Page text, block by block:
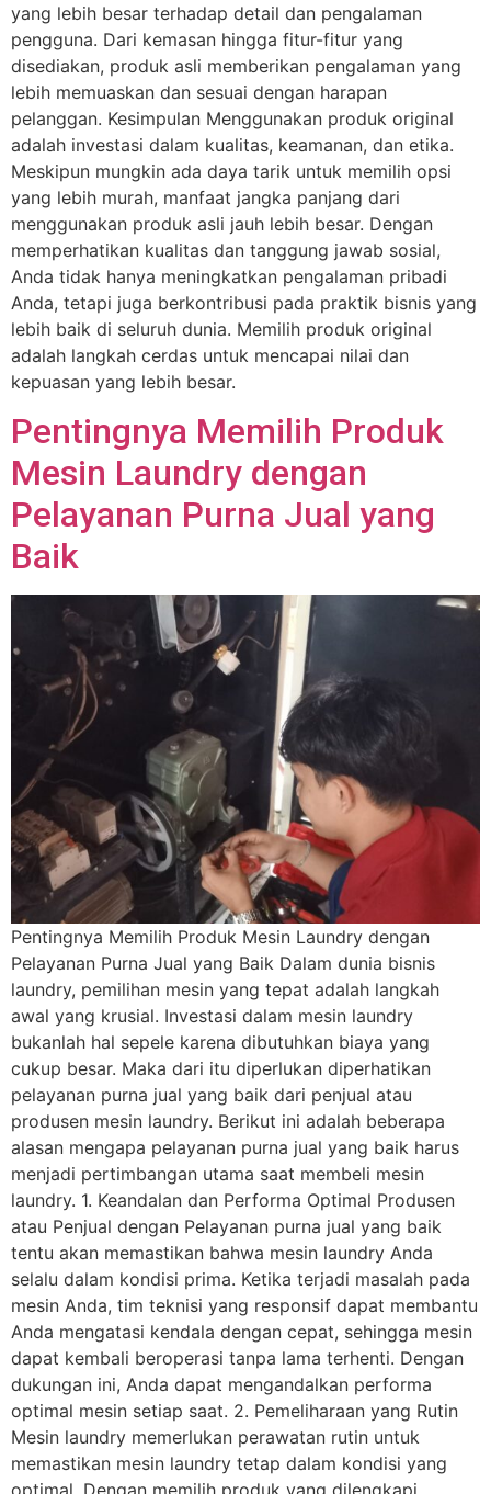
yang lebih besar terhadap detail dan pengalaman
pengguna. Dari kemasan hingga fitur-fitur yang
disediakan, produk asli memberikan pengalaman yang
lebih memuaskan dan sesuai dengan harapan
pelanggan. Kesimpulan Menggunakan produk original
adalah investasi dalam kualitas, keamanan, dan etika.
Meskipun mungkin ada daya tarik untuk memilih opsi
yang lebih murah, manfaat jangka panjang dari
menggunakan produk asli jauh lebih besar. Dengan
memperhatikan kualitas dan tanggung jawab sosial,
Anda tidak hanya meningkatkan pengalaman pribadi
Anda, tetapi juga berkontribusi pada praktik bisnis yang
lebih baik di seluruh dunia. Memilih produk original
adalah langkah cerdas untuk mencapai nilai dan
kepuasan yang lebih besar.
Pentingnya Memilih Produk
Mesin Laundry dengan
Pelayanan Purna Jual yang
Baik
Pentingnya Memilih Produk Mesin Laundry dengan
Pelayanan Purna Jual yang Baik Dalam dunia bisnis
laundry, pemilihan mesin yang tepat adalah langkah
awal yang krusial. Investasi dalam mesin laundry
bukanlah hal sepele karena dibutuhkan biaya yang
cukup besar. Maka dari itu diperlukan diperhatikan
pelayanan purna jual yang baik dari penjual atau
produsen mesin laundry. Berikut ini adalah beberapa
alasan mengapa pelayanan purna jual yang baik harus
menjadi pertimbangan utama saat membeli mesin
laundry. 1. Keandalan dan Performa Optimal Produsen
atau Penjual dengan Pelayanan purna jual yang baik
tentu akan memastikan bahwa mesin laundry Anda
selalu dalam kondisi prima. Ketika terjadi masalah pada
mesin Anda, tim teknisi yang responsif dapat membantu
Anda mengatasi kendala dengan cepat, sehingga mesin
dapat kembali beroperasi tanpa lama terhenti. Dengan
dukungan ini, Anda dapat mengandalkan performa
optimal mesin setiap saat. 2. Pemeliharaan yang Rutin
Mesin laundry memerlukan perawatan rutin untuk
memastikan mesin laundry tetap dalam kondisi yang